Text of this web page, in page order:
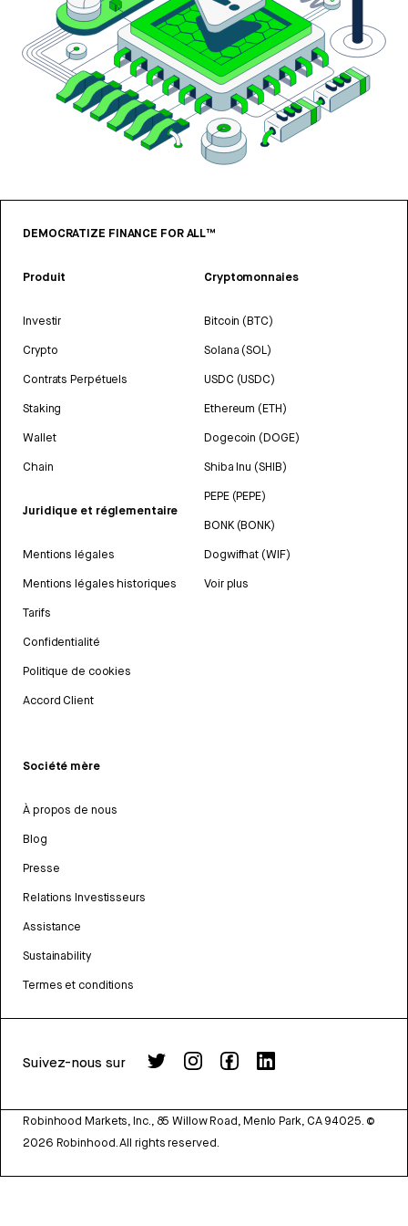
DEMOCRATIZE FINANCE FOR ALL™
Produit
Investir
Crypto
Contrats Perpétuels
Staking
Wallet
Chain
Juridique et réglementaire
Mentions légales
Mentions légales historiques
Tarifs
Confidentialité
Politique de cookies
Accord Client
Cryptomonnaies
Bitcoin (BTC)
Solana (SOL)
USDC (USDC)
Ethereum (ETH)
Dogecoin (DOGE)
Shiba Inu (SHIB)
PEPE (PEPE)
BONK (BONK)
Dogwifhat (WIF)
Voir plus
Société mère
À propos de nous
Blog
Presse
Relations Investisseurs
Assistance
Sustainability
Termes et conditions
Suivez-nous sur
Robinhood Markets, Inc., 85 Willow Road, Menlo Park, CA 94025. ©
2026 Robinhood. All rights reserved.